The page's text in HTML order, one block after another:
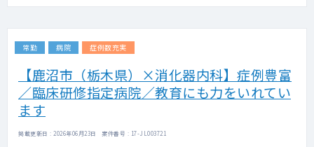
常勤 病院 症例数充実
【鹿沼市（栃木県）×消化器内科】症例豊富
／臨床研修指定病院／教育にも力をいれてい
ます
掲載更新日 : 2026年06月23日 案件番号 : 17-JL003721